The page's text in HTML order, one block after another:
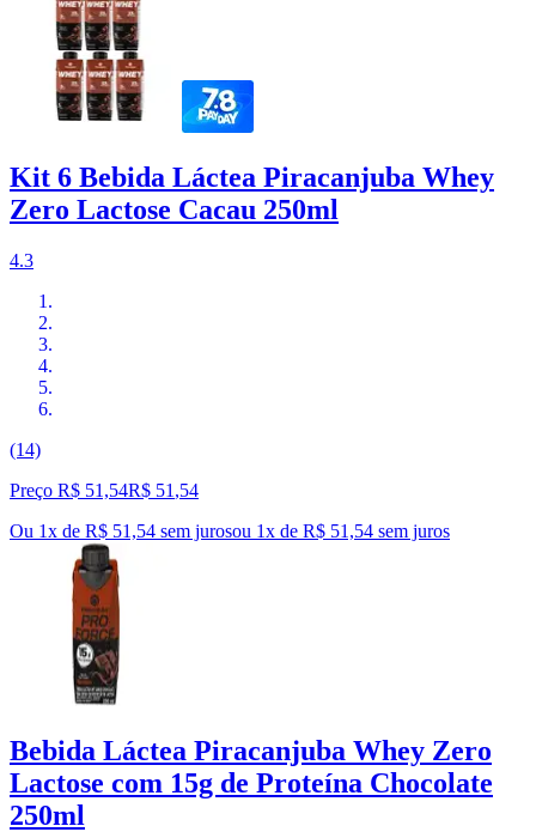
Kit 6 Bebida Láctea Piracanjuba Whey
Zero Lactose Cacau 250ml
4.3
(14)
Preço R$ 51,54R$ 51 ,54
Ou 1x de R$ 51,54 sem jurosou 1x de R$ 51,54 sem juros
Bebida Láctea Piracanjuba Whey Zero
Lactose com 15g de Proteína Chocolate
250ml